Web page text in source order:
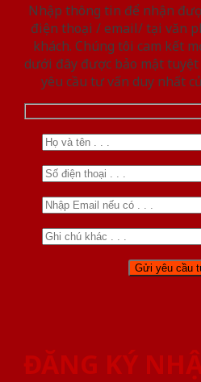
Nhập thông tin để nhận
điện thoại / email/ tại văn
khách. Chúng tôi cam kết
dưới đây được bảo mật tuyệt
yêu cầu tư vấn duy nhất
ĐĂNG KÝ